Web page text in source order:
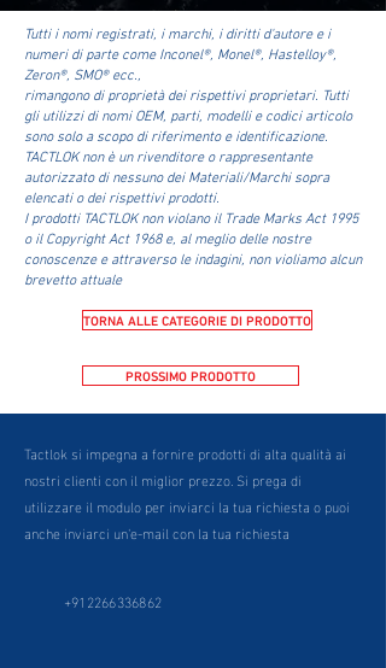
Tutti i nomi registrati, i marchi, i diritti d'autore e i
numeri di parte come Inconel®, Monel®, Hastelloy®,
Zeron®, SMO® ecc.,
rimangono di proprietà dei rispettivi proprietari. Tutti
gli utilizzi di nomi OEM, parti, modelli e codici articolo
sono solo a scopo di riferimento e identificazione.
TACTLOK non è un rivenditore o rappresentante
autorizzato di nessuno dei Materiali/Marchi sopra
elencati o dei rispettivi prodotti.
I prodotti TACTLOK non violano il Trade Marks Act 1995
o il Copyright Act 1968 e, al meglio delle nostre
conoscenze e attraverso le indagini, non violiamo alcun
brevetto attuale
TORNA ALLE CATEGORIE DI PRODOTTO
PROSSIMO PRODOTTO
Tactlok si impegna a fornire prodotti di alta qualità ai
nostri clienti con il miglior prezzo. Si prega di
utilizzare il modulo per inviarci la tua richiesta o puoi
anche inviarci un'e-mail con la tua richiesta
+912266336862